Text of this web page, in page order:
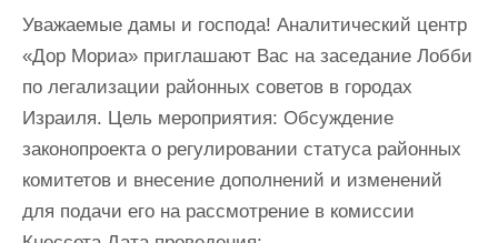
Уважаемые дамы и господа! Аналитический центр
«Дор Мориа» приглашают Вас на заседание Лобби
по легализации районных советов в городах
Израиля. Цель мероприятия: Обсуждение
законопроекта о регулировании статуса районных
комитетов и внесение дополнений и изменений
для подачи его на рассмотрение в комиссии